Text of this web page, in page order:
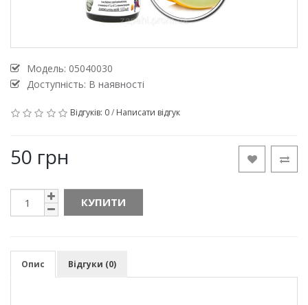
Модель: 05040030
Доступність: В наявності
Відгуків: 0/ Написати відгук
50 грн
КУПИТИ
Опис Відгуки (0)